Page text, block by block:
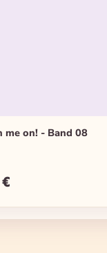
me on! - Band 08
Preis: